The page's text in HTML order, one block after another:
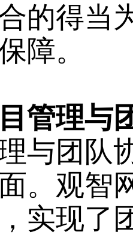
的得当
障。
管理与
与团队
。观智
实现了